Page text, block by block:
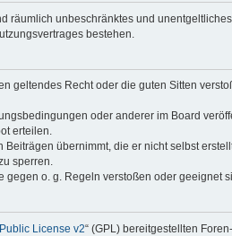
räumlich unbeschränktes und
bestehen.
geltendes Recht oder die guten Sitten
oder anderer im Board
erteilen.
übernimmt, die er nicht selbst
sperren.
o. g. Regeln verstoßen oder geeignet
License v2“ (GPL) bereitgestellten